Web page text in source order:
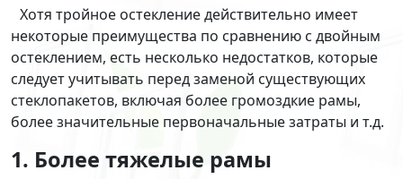
Хотя тройное остекление действительно имеет
некоторые преимущества по сравнению с двойным
остеклением, есть несколько недостатков, которые
следует учитывать перед заменой существующих
стеклопакетов, включая более громоздкие рамы,
более значительные первоначальные затраты и т.д.
1. Более тяжелые рамы